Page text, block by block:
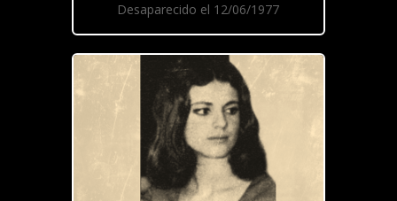
Desaparecido el 12/06/1977